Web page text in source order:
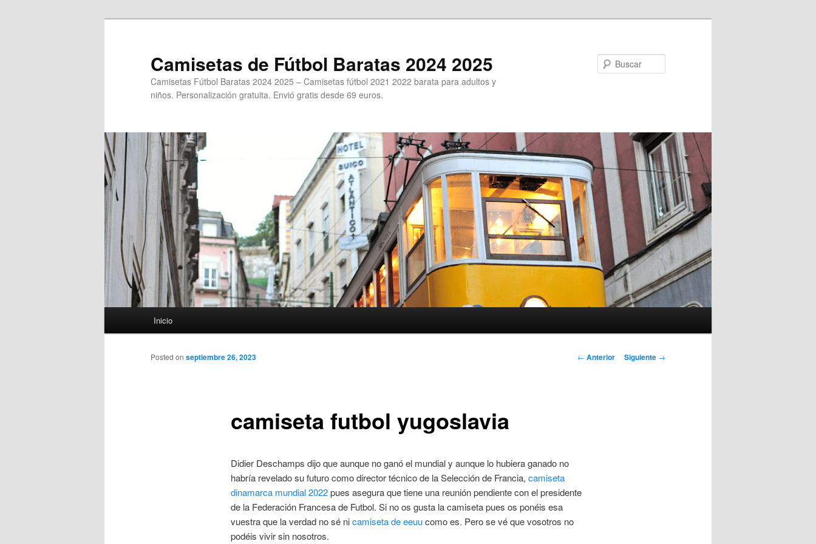
Camisetas de Fútbol Baratas 2024 2025
Camisetas Fútbol Baratas 2024 2025 – Camisetas fútbol 2021 2022 barata para adultos y
niños. Personalización gratuita. Envió gratis desde 69 euros.
Inicio
Navegación
← Anterior Siguiente →
camiseta futbol yugoslavia
Posted on septiembre 26, 2023
Didier Deschamps dijo que aunque no ganó el mundial y aunque lo hubiera ganado no
habría revelado su futuro como director técnico de la Selección de Francia, camiseta
dinamarca mundial 2022pues asegura que tiene una reunión pendiente con el presidente
de la Federación Francesa de Futbol. Si no os gusta la camiseta pues os ponéis esa
vuestra que la verdad no sé nicamiseta de eeuucomo es. Pero se vé que vosotros no
podéis vivir sin nosotros.